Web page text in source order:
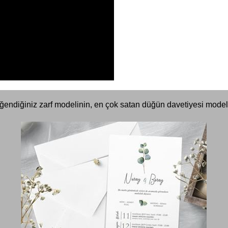
zarf modelinin, en çok satan düğün davetiyesi